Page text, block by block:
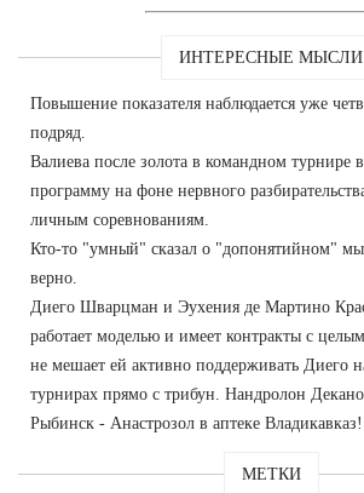
ИНТЕРЕСНЫЕ МЫСЛИ
Повышение показателя наблюдается уже
подряд.
Валиева после золота в командном турнире
программу на фоне нервного
личным соревнованиям.
Кто-то "умный" сказал о "допонятийном"
верно.
Диего Шварцман и Эухения де Мартино
работает моделью и имеет контракты с
не мешает ей активно поддерживать Диего
турнирах прямо с трибун. Нандролон
Рыбинск - Анастрозол в аптеке Владикавказ!
МЕТКИ